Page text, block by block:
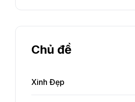
Chủ đề
Xinh Đẹp